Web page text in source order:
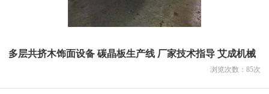
多层共挤木饰面设备 碳晶板生产线 厂家技术指导 艾成机械
浏览次数： 85次